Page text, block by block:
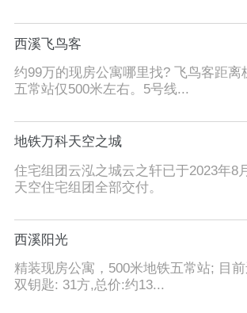
西溪飞鸟客
约99万的现房公寓哪里找? 飞鸟客距离杭州地铁五号线
五常站仅500米左右。5号线...
地铁万科天空之城
住宅组团云泓之城云之轩已于2023年8
天空住宅组团全部交付。
西溪阳光
精装现房公寓，500米地铁五常站; 目
双钥匙: 31方,总价:约13...